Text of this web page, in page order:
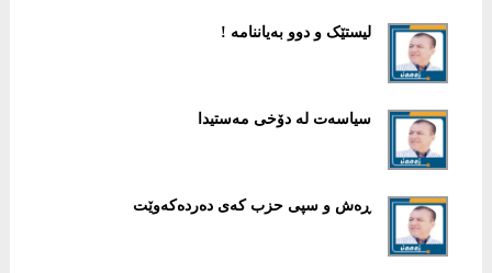
لیستێک و دوو بەیاننامە !
سیاسەت لە دۆخی مەستیدا
ڕەش و سپی حزب کەی دەردەکەوێت